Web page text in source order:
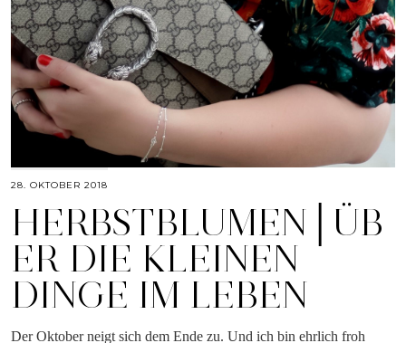
28. OKTOBER 2018
HERBSTBLUMEN│ÜB
ER DIE KLEINEN
DINGE IM LEBEN
Der Oktober neigt sich dem Ende zu. Und ich bin ehrlich froh